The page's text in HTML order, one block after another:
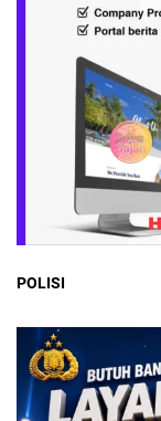
POLISI